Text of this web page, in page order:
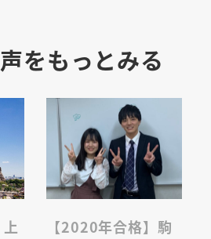
をもっとみる
【2020年合格】駒